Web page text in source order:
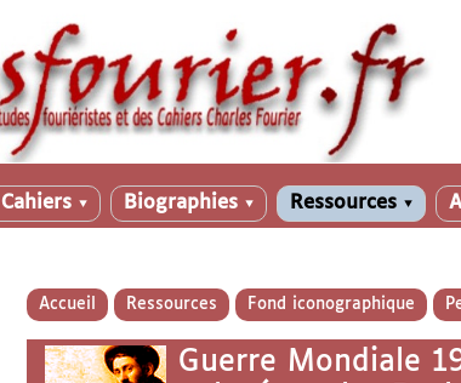
Cahiers ▼ Biographies ▼ Ressources ▼
Accueil Ressources Fond iconographique
Guerre Mondiale